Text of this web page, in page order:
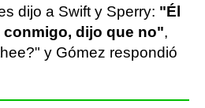
dijo a Swift y Sperry: "Él
dijo que no",
y Gómez respondió